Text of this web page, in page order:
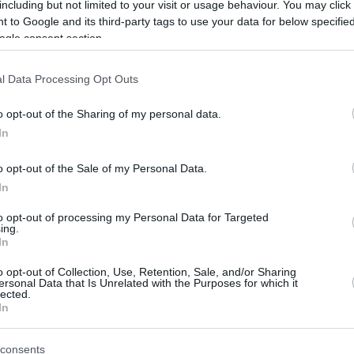
but not limited to your visit or usage behaviour. You may
to Google and its third-party tags to use your data for below
consent section.
Data Processing Opt Outs
opt-out of the Sharing of my personal data.
opt-out of the Sale of my Personal Data.
opt-out of processing my Personal Data for Targeted
opt-out of Collection, Use, Retention, Sale, and/or Sharing
Data that Is Unrelated with the Purposes for which it
Pete Hegseth több nőt és fekete bőrű tisztet is
A döntés következtében az admirálisi
túlnyomó többségük fehér bőrű.
májusban összesen kilenc
tiszteket is. Így végül 22 személyt jelöltek
többsége fehér férfi volt.
mivel az előléptetési rendszer elvileg
Az ügy újabb fejezetét jelentheti annak a
a sokszínűséget, egyenlőséget és
erőknél.
a döntés mögött a nemi és faji szempontok is
vádakat. Sean Parnell szóvivő hangsúlyozta,
és sem a bőrszín, sem a nem nem